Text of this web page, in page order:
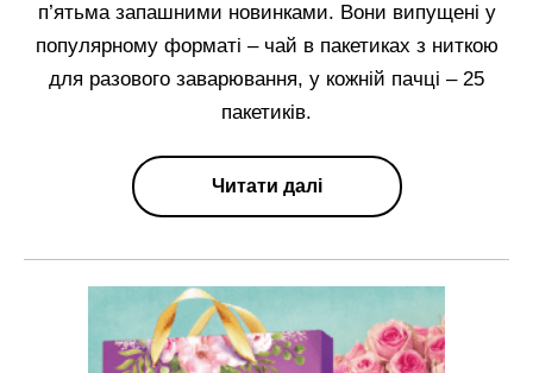
п’ятьма запашними новинками. Вони випущені у
популярному форматі – чай в пакетиках з ниткою
для разового заварювання, у кожній пачці – 25
пакетиків.
Читати далі